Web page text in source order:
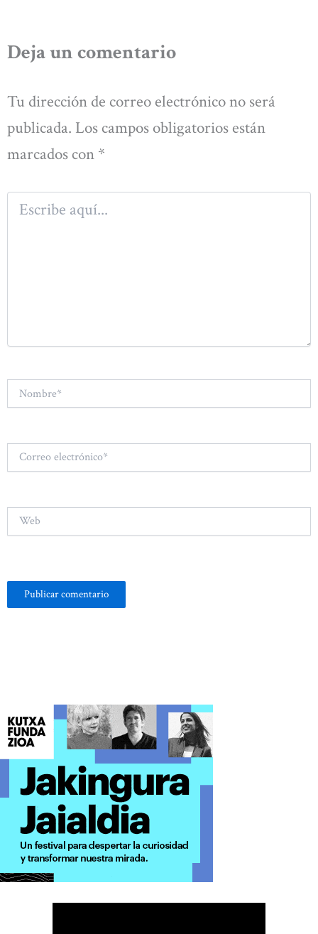
Deja un comentario
Tu dirección de correo electrónico no será
publicada. Los campos obligatorios están
marcados con *
Escribe
aquí...
Correo
electrónico*
Web